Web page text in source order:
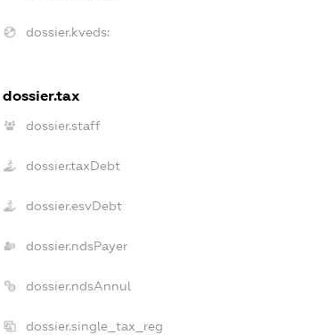
dossier.kveds:
dossier.tax
dossier.staff
dossier.taxDebt
dossier.esvDebt
dossier.ndsPayer
dossier.ndsAnnul
dossier.single_tax_reg